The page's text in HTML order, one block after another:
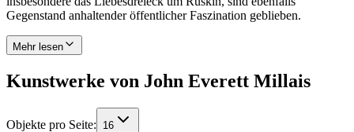
Gegenstand anhaltender öffentlicher Faszination geblieben.
Mehr lesen
Kunstwerke von John Everett Millais
Objekte pro Seite: 16